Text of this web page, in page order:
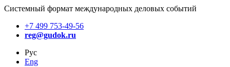
Системный формат международных деловых событий
+7 499 753-49-56
reg@gudok.ru
Рус
Eng